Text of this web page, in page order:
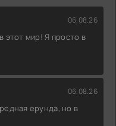
06.08.26
этот мир! Я просто в
06.08.26
ерунда, но в